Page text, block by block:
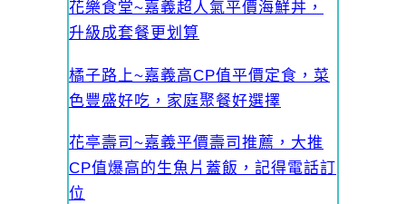
花樂食堂~嘉義超人氣平價海鮮丼，
升級成套餐更划算
橘子路上~嘉義高CP值平價定食，菜
色豐盛好吃，家庭聚餐好選擇
花亭壽司~嘉義平價壽司推薦，大推
CP值爆高的生魚片蓋飯，記得電話訂
位